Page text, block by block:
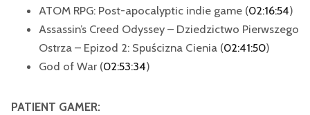
ATOM RPG: Post-apocalyptic indie game (02:16:54)
Assassin’s Creed Odyssey – Dziedzictwo Pierwszego
Ostrza – Epizod 2: Spuścizna Cienia (02:41:50)
God of War (02:53:34)
PATIENT GAMER: